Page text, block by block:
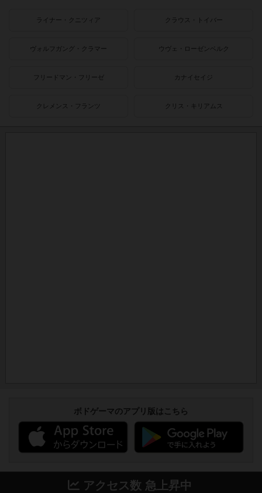
ライナー・クニツィア クラウス・トイバー
ヴォルフガング・クラマー ウヴェ・ローゼンベルク
フリードマン・フリーゼ カナイセイジ
クレメンス・フランツ クリス・キリアムス
ボドゲーマのアプリ版はこちら
アクセス数 急上昇中